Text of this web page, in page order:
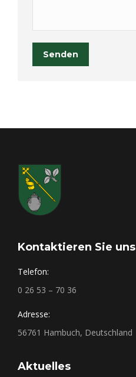
Senden
Kontaktieren Sie uns
Telefon:
0 26 53 – 70 36
Adresse:
56761 Hambuch, Deutschland
Aktuelles